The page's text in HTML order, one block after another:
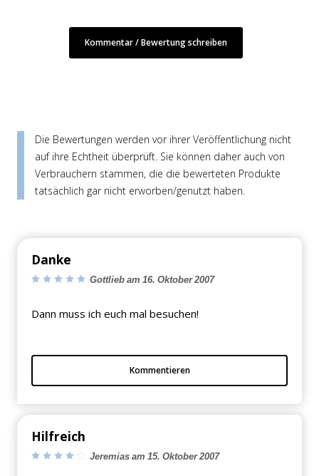
Kommentar / Bewertung schreiben
Die Bewertungen werden vor ihrer Veröffentlichung nicht
auf ihre Echtheit überprüft. Sie können daher auch von
Verbrauchern stammen, die die bewerteten Produkte
tatsächlich gar nicht erworben/genutzt haben.
Danke
Gottlieb am 16. Oktober 2007
Dann muss ich euch mal besuchen!
Kommentieren
Hilfreich
Jeremias am 15. Oktober 2007